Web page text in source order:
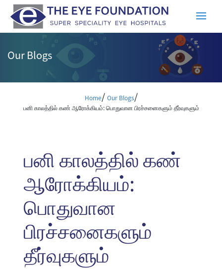
Our Blogs
Home/ Our Blogs/
பனி காலத்தில் கண் ஆரோக்கியம்: பொதுவான பிரச்சனைகளும் தீர்வுகளும்
பனி காலத்தில் கண்
ஆரோக்கியம்:
பொதுவான
பிரச்சனைகளும்
தீர்வுகளும்